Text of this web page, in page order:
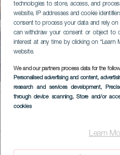
technologies to store, access, and
website, IP addresses and cookie
consent to process your data and rely on
can withdraw your consent or object to
interest at any time by clicking on “Learn
website.
We and our partners process data for the
Personalised advertising and content,
research and services development,
through device scanning, Store and/or
cookies
Learn